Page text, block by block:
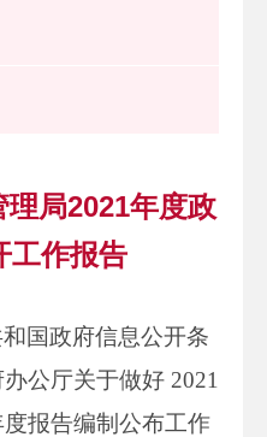
局2021年度政
工作报告
国政府信息公开条
公厅关于做好 2021
报告编制公布工作